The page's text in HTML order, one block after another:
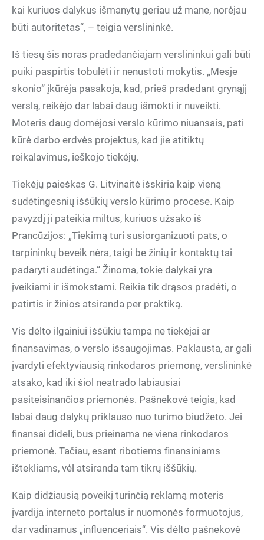
kai kuriuos dalykus išmanytų geriau už mane, norėjau
būti autoritetas“, – teigia verslininkė.
Iš tiesų šis noras pradedančiajam verslininkui gali būti
puiki paspirtis tobulėti ir nenustoti mokytis. „Mesje
skonio“ įkūrėja pasakoja, kad, prieš pradedant grynąjį
verslą, reikėjo dar labai daug išmokti ir nuveikti.
Moteris daug domėjosi verslo kūrimo niuansais, pati
kūrė darbo erdvės projektus, kad jie atitiktų
reikalavimus, ieškojo tiekėjų.
Tiekėjų paieškas G. Litvinaitė išskiria kaip vieną
sudėtingesnių iššūkių verslo kūrimo procese. Kaip
pavyzdį ji pateikia miltus, kuriuos užsako iš
Prancūzijos: „Tiekimą turi susiorganizuoti pats, o
tarpininkų beveik nėra, taigi be žinių ir kontaktų tai
padaryti sudėtinga.“ Žinoma, tokie dalykai yra
įveikiami ir išmokstami. Reikia tik drąsos pradėti, o
patirtis ir žinios atsiranda per praktiką.
Vis dėlto ilgainiui iššūkiu tampa ne tiekėjai ar
finansavimas, o verslo išsaugojimas. Paklausta, ar gali
įvardyti efektyviausią rinkodaros priemonę, verslininkė
atsako, kad iki šiol neatrado labiausiai
pasiteisinančios priemonės. Pašnekovė teigia, kad
labai daug dalykų priklauso nuo turimo biudžeto. Jei
finansai dideli, bus prieinama ne viena rinkodaros
priemonė. Tačiau, esant ribotiems finansiniams
ištekliams, vėl atsiranda tam tikrų iššūkių.
Kaip didžiausią poveikį turinčią reklamą moteris
įvardija interneto portalus ir nuomonės formuotojus,
dar vadinamus „influenceriais“. Vis dėlto pašnekovė